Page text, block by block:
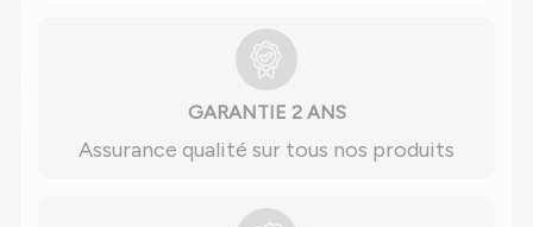
GARANTIE 2 ANS
Assurance qualité sur tous nos produits